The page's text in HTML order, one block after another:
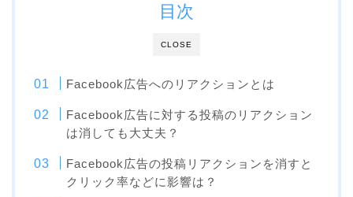
CLOSE
目次
Facebook広告へのリアクションとは
Facebook広告に対する投稿のリアクション
は消しても大丈夫？
Facebook広告の投稿リアクションを消すと
クリック率などに影響は？